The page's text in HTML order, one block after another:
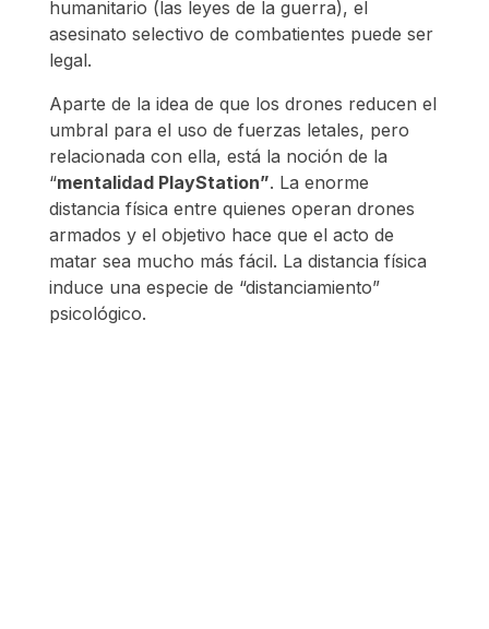
humanitario (las leyes de la guerra), el
asesinato selectivo de combatientes puede ser
legal.
Aparte de la idea de que los drones reducen el
umbral para el uso de fuerzas letales, pero
relacionada con ella, está la noción de la
“mentalidad PlayStation”. La enorme
distancia física entre quienes operan drones
armados y el objetivo hace que el acto de
matar sea mucho más fácil. La distancia física
induce una especie de “distanciamiento”
psicológico.